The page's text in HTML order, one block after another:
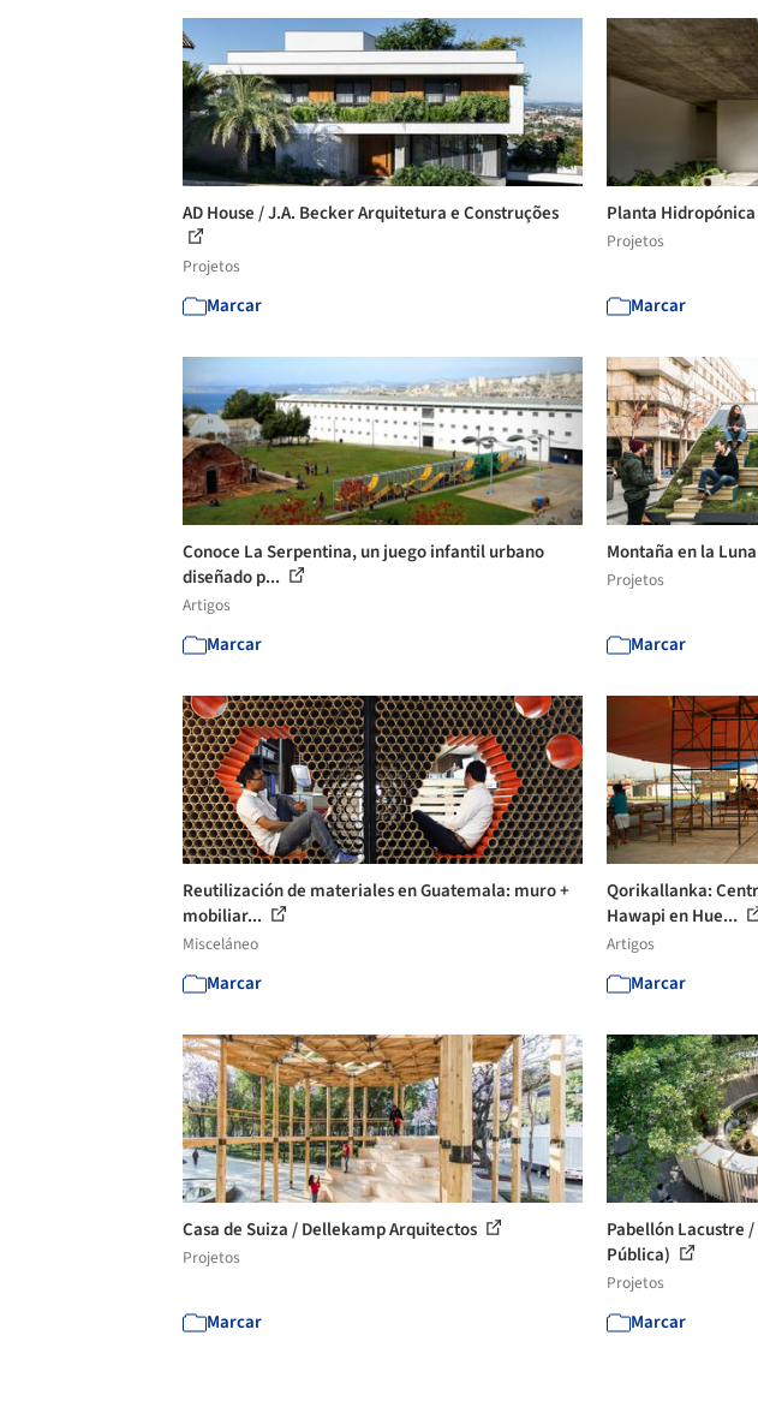
AD House / J.A. Becker Arquitetura e Construções
Projetos
Marcar
Planta
Projetos
Marcar
Conoce La Serpentina, un juego infantil urbano
diseñado p...
Artigos
Marcar
Montaña en la
Projetos
Marcar
Reutilización de materiales en Guatemala: muro +
mobiliar...
Misceláneo
Marcar
Qorikallanka:
Hawapi en Hue...
Artigos
Marcar
Casa de Suiza / Dellekamp Arquitectos
Projetos
Marcar
Pabellón Lacustre
Pública)
Projetos
Marcar